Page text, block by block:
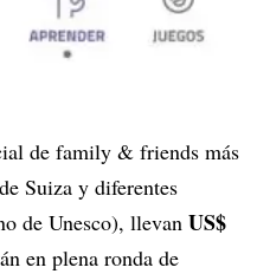
de family & friends más
Suiza y diferentes
de Unesco), llevan US$
en plena ronda de